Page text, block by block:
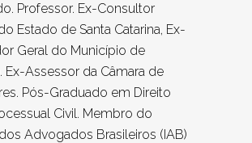
Professor. Ex-Consultor
Estado de Santa Catarina, Ex-
Geral do Município de
Ex-Assessor da Câmara de
Pós-Graduado em Direito
Civil. Membro do
Advogados Brasileiros (IAB)